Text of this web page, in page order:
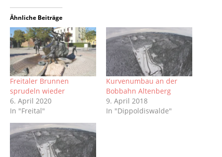
Ähnliche Beiträge
Freitaler Brunnen
sprudeln wieder
6. April 2020
In "Freital"
Kurvenumbau an der
Bobbahn Altenberg
9. April 2018
In "Dippoldiswalde"